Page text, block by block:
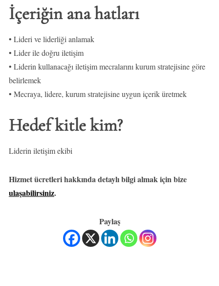
İçeriğin ana hatları
• Lideri ve liderliği anlamak
• Lider ile doğru iletişim
• Liderin kullanacağı iletişim mecralarını kurum stratejisine göre
belirlemek
• Mecraya, lidere, kurum stratejisine uygun içerik üretmek
Hedef kitle kim?
Liderin iletişim ekibi
Hizmet ücretleri hakkında detaylı bilgi almak için bize
ulaşabilirsiniz.
Paylaş